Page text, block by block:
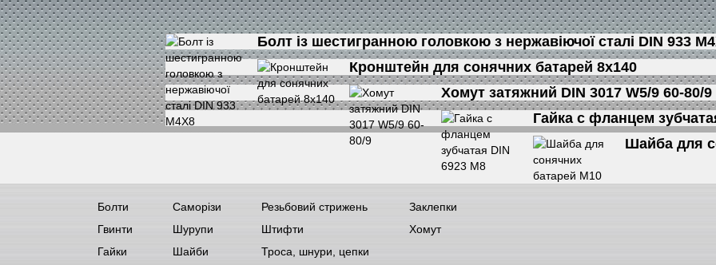
Болт із шестигранною головкою з нержавіючої сталі DIN 933
Кронштейн для сонячних батарей 8х140
Хомут затяжний DIN 3017 W5/9 60-80/9
Гайка с фланцем
Шайба для
Болти
Гвинти
Гайки
Саморізи
Шурупи
Шайби
Резьбовий стрижень
Штифти
Троса, шнури, цепки
Заклепки
Хомут